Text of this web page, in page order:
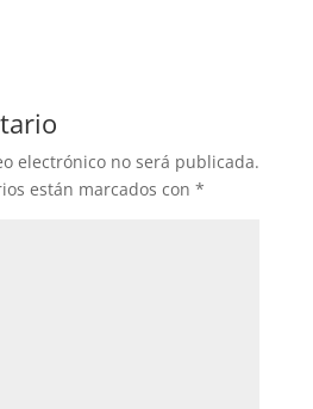
electrónico no será publicada.
están marcados con *